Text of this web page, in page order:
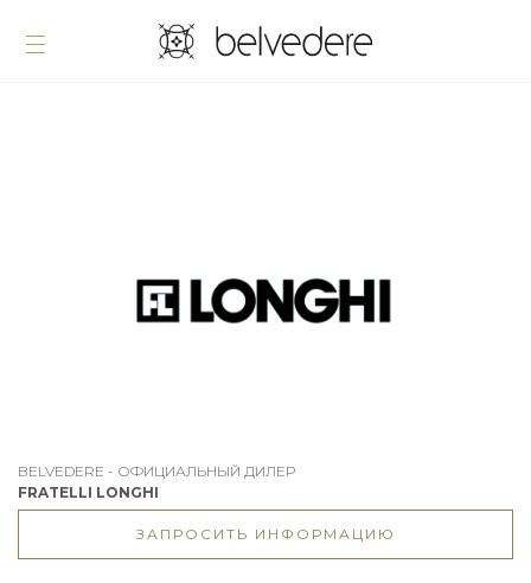
BELVEDERE - ОФИЦИАЛЬНЫЙ ДИЛЕР
FRATELLI LONGHI
ЗАПРОСИТЬ ИНФОРМАЦИЮ